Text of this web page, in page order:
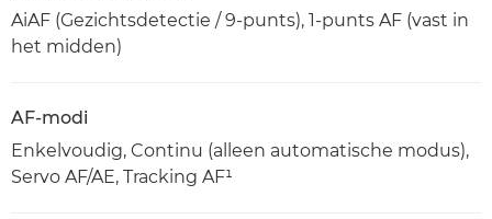
AiAF (Gezichtsdetectie / 9-punts), 1-punts AF (vast in
het midden)
AF-modi
Enkelvoudig, Continu (alleen automatische modus),
Servo AF/AE, Tracking AF¹